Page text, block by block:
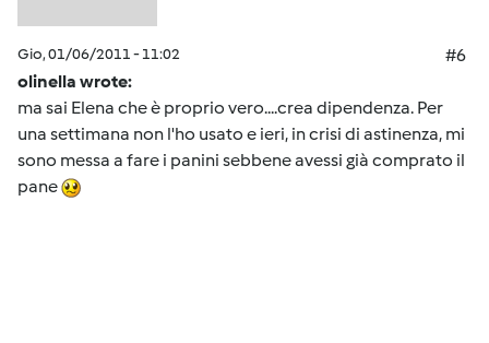
Gio, 01/06/2011 - 11:02
#6
olinella wrote:
ma sai Elena che è proprio vero....crea dipendenza. Per
una settimana non l'ho usato e ieri, in crisi di astinenza, mi
sono messa a fare i panini sebbene avessi già comprato il
pane